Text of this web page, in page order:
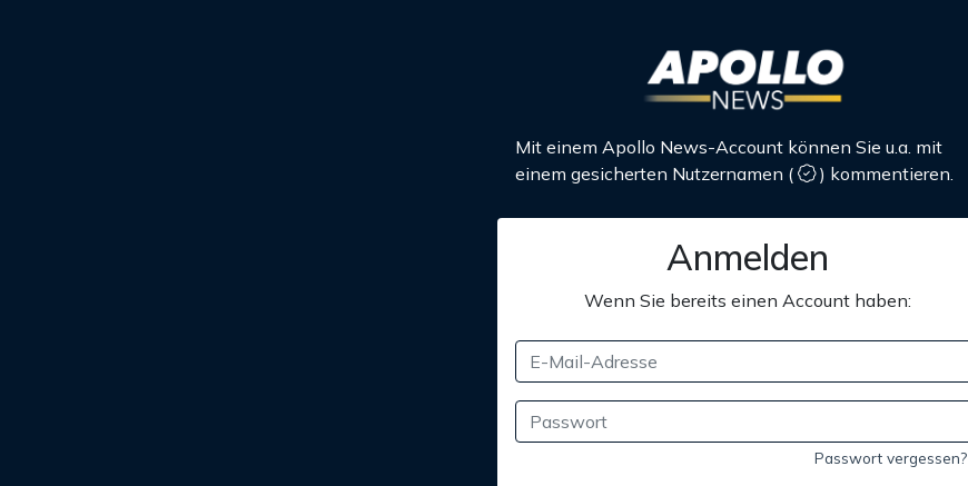
Mit einem Apollo News-Account können Sie u.a. mit
einem gesicherten Nutzernamen ( ) kommentieren.
Anmelden
Wenn Sie bereits einen Account haben:
Passwort vergessen?